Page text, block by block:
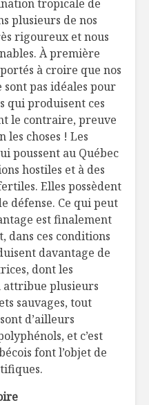
tropicale de
plusieurs de nos
rigoureux et nous
À première
à croire que nos
pas idéales pour
qui produisent ces
le contraire, preuve
choses ! Les
poussent au Québec
hostiles et à des
Elles possèdent
défense. Ce qui peut
est finalement
dans ces conditions
davantage de
dont les
attribue plusieurs
sauvages, tout
d’ailleurs
et c’est
font l’objet de